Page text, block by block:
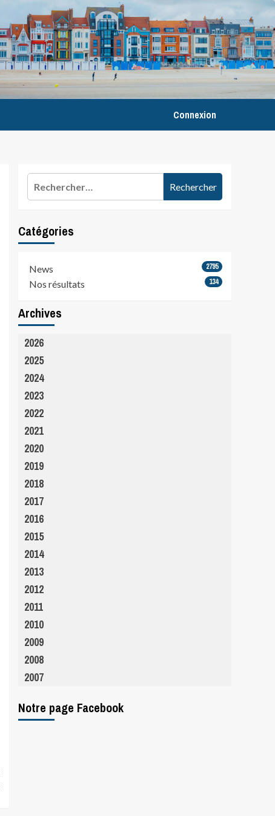
Connexion
Catégories
News 2795
Nos résultats 134
Archives
2026
2025
2024
2023
2022
2021
2020
2019
2018
2017
2016
2015
2014
2013
2012
2011
2010
2009
2008
2007
Notre page Facebook